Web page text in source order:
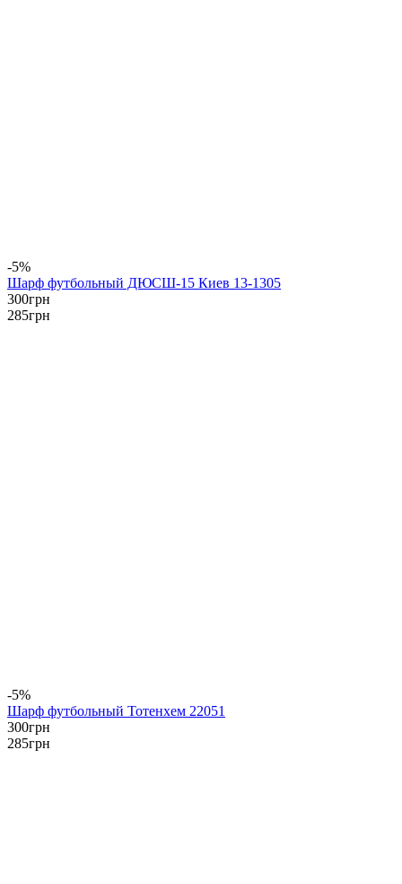
-5%
Шарф футбольный ДЮСШ-15 Киев 13-1305
300грн
285грн
-5%
Шарф футбольный Тотенхем 22051
300грн
285грн